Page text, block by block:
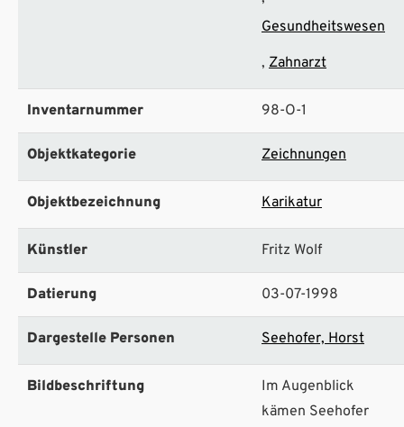
Gesundheitswesen
Zahnarzt
Inventarnummer 98-O-1
Objektkategorie Zeichnungen
Objektbezeichnung Karikatur
Künstler Fritz Wolf
Datierung 03-07-1998
Dargestelle Personen Seehofer, Horst
Bildbeschriftung
Im Augenblick
kämen Seehofer